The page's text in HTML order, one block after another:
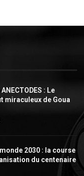
: Le
miraculeux de Goua
2030 : la course
du centenaire